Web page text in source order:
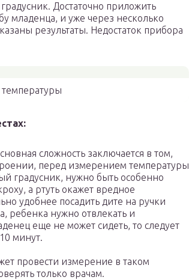
Достаточно приложить
младенца, и уже через несколько
результаты. Недостаток прибора
сложность заключается в том,
перед измерением температуры
градусник, нужно быть особенно
а ртуть окажет вредное
удобнее посадить дите на ручки
ребенка нужно отвлекать и
еще не может сидеть, то следует
минут.
провести измерение в таком
только врачам.